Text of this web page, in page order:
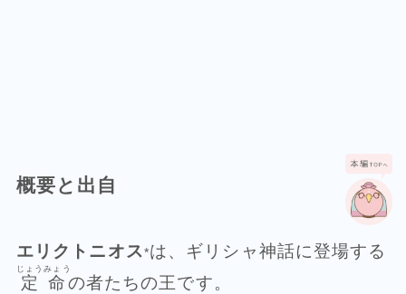
概要と出自
エリクトニオス*は、ギリシャ神話に登場する
定命
じょうみょう
の者たちの王です。